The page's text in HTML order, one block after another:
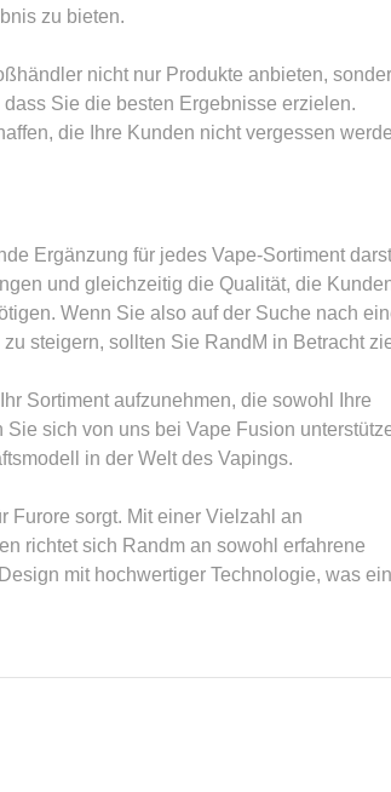
zu bieten.
nicht nur Produkte anbieten,
Sie die besten Ergebnisse erzielen.
die Ihre Kunden nicht vergessen
Ergänzung für jedes Vape-Sortiment
und gleichzeitig die Qualität, die
Wenn Sie also auf der Suche nach
steigern, sollten Sie RandM in Betracht
Sortiment aufzunehmen, die sowohl Ihre
sich von uns bei Vape Fusion
in der Welt des Vapings.
Furore sorgt. Mit einer Vielzahl an
richtet sich Randm an sowohl erfahrene
mit hochwertiger Technologie, was ein